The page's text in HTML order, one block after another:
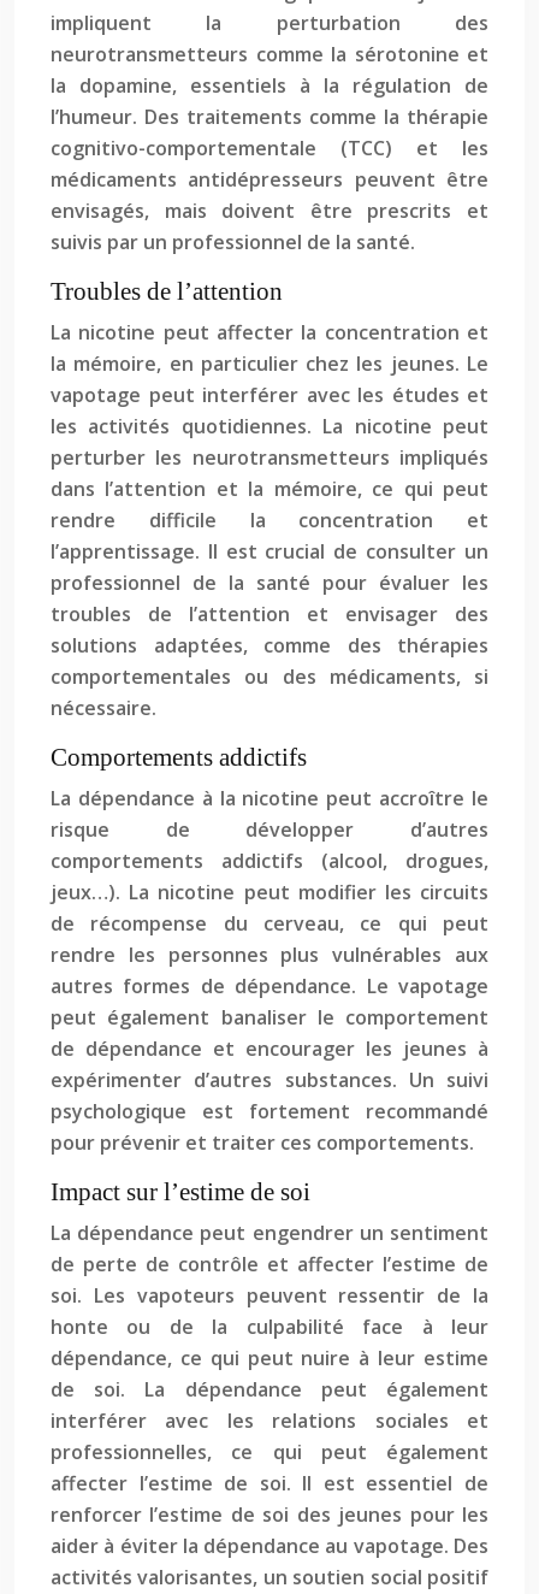
impliquent la perturbation des
neurotransmetteurs comme la sérotonine et
la dopamine, essentiels à la régulation de
l’humeur. Des traitements comme la thérapie
cognitivo-comportementale (TCC) et les
médicaments antidépresseurs peuvent être
envisagés, mais doivent être prescrits et
suivis par un professionnel de la santé.
Troubles de l’attention
La nicotine peut affecter la concentration et
la mémoire, en particulier chez les jeunes. Le
vapotage peut interférer avec les études et
les activités quotidiennes. La nicotine peut
perturber les neurotransmetteurs impliqués
dans l’attention et la mémoire, ce qui peut
rendre difficile la concentration et
l’apprentissage. Il est crucial de consulter un
professionnel de la santé pour évaluer les
troubles de l’attention et envisager des
solutions adaptées, comme des thérapies
comportementales ou des médicaments, si
nécessaire.
Comportements addictifs
La dépendance à la nicotine peut accroître le
risque de développer d’autres
comportements addictifs (alcool, drogues,
jeux…). La nicotine peut modifier les circuits
de récompense du cerveau, ce qui peut
rendre les personnes plus vulnérables aux
autres formes de dépendance. Le vapotage
peut également banaliser le comportement
de dépendance et encourager les jeunes à
expérimenter d’autres substances. Un suivi
psychologique est fortement recommandé
pour prévenir et traiter ces comportements.
Impact sur l’estime de soi
La dépendance peut engendrer un sentiment
de perte de contrôle et affecter l’estime de
soi. Les vapoteurs peuvent ressentir de la
honte ou de la culpabilité face à leur
dépendance, ce qui peut nuire à leur estime
de soi. La dépendance peut également
interférer avec les relations sociales et
professionnelles, ce qui peut également
affecter l’estime de soi. Il est essentiel de
renforcer l’estime de soi des jeunes pour les
aider à éviter la dépendance au vapotage. Des
activités valorisantes, un soutien social positif